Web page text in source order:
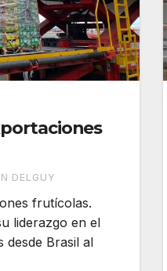
DELGUY
frutícolas.
liderazgo en el
desde Brasil al